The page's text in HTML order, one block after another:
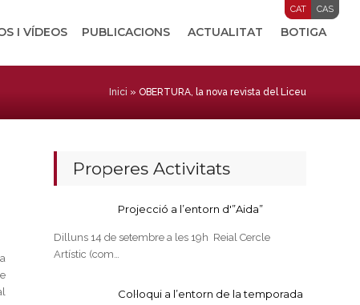
CAT CAS
I VÍDEOS PUBLICACIONS ACTUALITAT BOTIGA
Inici » OBERTURA, la nova revista del Liceu
Properes Activitats
Projecció a l’entorn d'”Aida”
Dilluns 14 de setembre a les 19h Reial Cercle
Artístic (com…
Col·loqui a l’entorn de la temporada